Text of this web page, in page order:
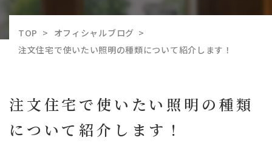
TOP > オフィシャルブログ >
注文住宅で使いたい照明の種類について紹介します！
注文住宅で使いたい照明の種類
について紹介します！